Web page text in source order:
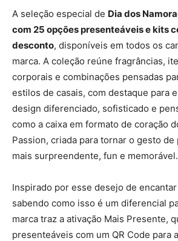
A seleção especial de Dia dos
com 25 opções presenteáveis e kits
desconto, disponíveis em todos os
marca. A coleção reúne fragrâncias,
corporais e combinações pensadas
estilos de casais, com destaque para
design diferenciado, sofisticado e
como a caixa em formato de coração
Passion, criada para tornar o gesto
mais surpreendente, fun e memorável.
Inspirado por esse desejo de
sabendo como isso é um diferencial
marca traz a ativação Mais Presente,
presenteáveis com um QR Code para